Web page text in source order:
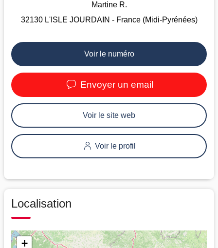
Martine R.
32130 L'ISLE JOURDAIN - France (Midi-Pyrénées)
Voir le numéro
Envoyer un email
Voir le site web
Voir le profil
Localisation
+